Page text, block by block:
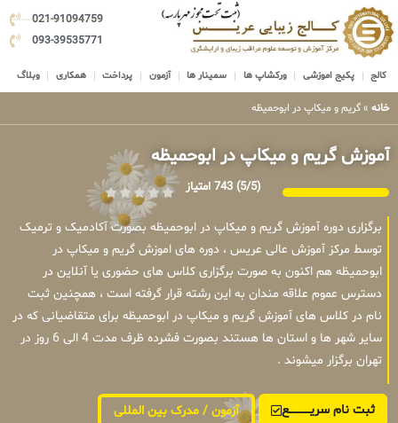
021-91094759
093-39535771
کالج پکیج اموزشی ورکشاپ ها سمینار ها آزمون پرداخت همکاری وبلاگ
خانه » گریم و میکاپ در ابوحمیظه
آموزش گریم و میکاپ در ابوحمیظه
(5/5) 743 امتیاز
برگزاری دوره آموزش گریم و میکاپ در ابوحمیظه بصورت آکادمیک و ترمیک
توسط مرکز آموزش عالی عریس ، دوره های اموزش گریم و میکاپ در
ابوحمیظه هم اکنون به صورت برگزاری کلاس های حضوری یا آنلاین در
دسترس عموم علاقه مندان به این رشته قرار گرفته است ، همچنین ثبت
نام در کلاس های آموزش گریم و میکاپ در ابوحمیظه برای متقاضیانی که در
سایر شهر ها و استان ها هستند بصورت فشرده ظرف مدت 4 الی 6 روز در
تهران برگزار میشوند .
ثبت نام سریــــــــــــع آزمون / مدرک بین المللی